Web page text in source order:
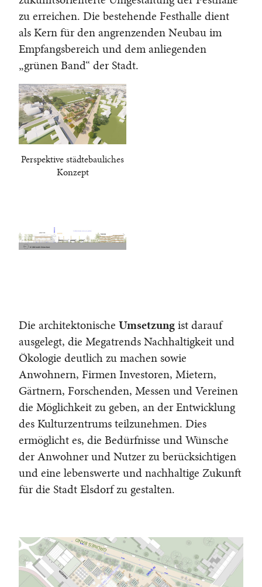
zu erreichen. Die bestehende Festhalle dient
als Kern für den angrenzenden Neubau im
Empfangsbereich und dem anliegenden
„grünen Band“ der Stadt.
Perspektive städtebauliches
Konzept
Die architektonische Umsetzung ist darauf
ausgelegt, die Megatrends Nachhaltigkeit und
Ökologie deutlich zu machen sowie
Anwohnern, Firmen Investoren, Mietern,
Gärtnern, Forschenden, Messen und Vereinen
die Möglichkeit zu geben, an der Entwicklung
des Kulturzentrums teilzunehmen. Dies
ermöglicht es, die Bedürfnisse und Wünsche
der Anwohner und Nutzer zu berücksichtigen
und eine lebenswerte und nachhaltige Zukunft
für die Stadt Elsdorf zu gestalten.